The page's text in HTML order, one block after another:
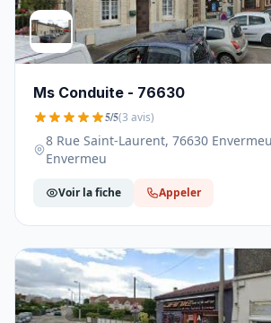
Ms Conduite - 76630
5/5(3 avis)
8 Rue Saint-Laurent, 76630
Envermeu
Voir la fiche Appeler